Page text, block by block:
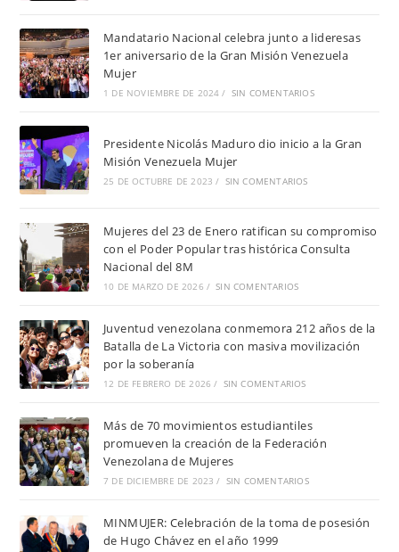
Mandatario Nacional celebra junto a lideresas
1er aniversario de la Gran Misión Venezuela
Mujer
1 DE NOVIEMBRE DE 2024 / SIN COMENTARIOS
Presidente Nicolás Maduro dio inicio a la Gran
Misión Venezuela Mujer
25 DE OCTUBRE DE 2023 / SIN COMENTARIOS
Mujeres del 23 de Enero ratifican su compromiso
con el Poder Popular tras histórica Consulta
Nacional del 8M
10 DE MARZO DE 2026 / SIN COMENTARIOS
Juventud venezolana conmemora 212 años de la
Batalla de La Victoria con masiva movilización
por la soberanía
12 DE FEBRERO DE 2026 / SIN COMENTARIOS
Más de 70 movimientos estudiantiles
promueven la creación de la Federación
Venezolana de Mujeres
7 DE DICIEMBRE DE 2023 / SIN COMENTARIOS
MINMUJER: Celebración de la toma de posesión
de Hugo Chávez en el año 1999